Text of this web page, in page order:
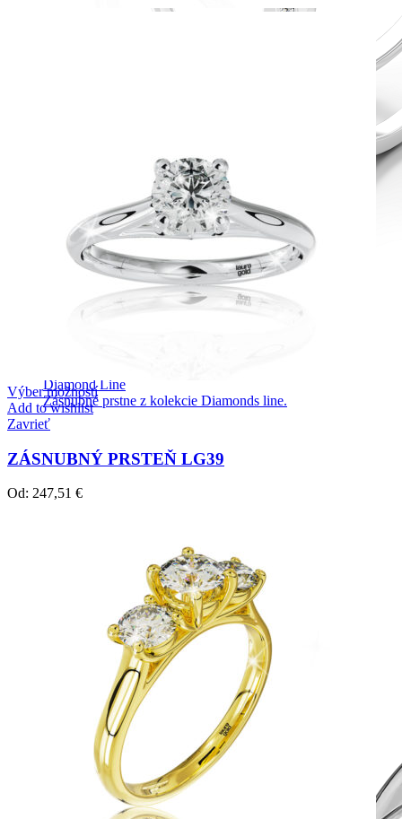
Diamond Line
Zásnubné prstne z kolekcie Diamonds line.
Výber možností
Add to wishlist
Zavrieť
ZÁSNUBNÝ PRSTEŇ LG39
Od: 247,51 €